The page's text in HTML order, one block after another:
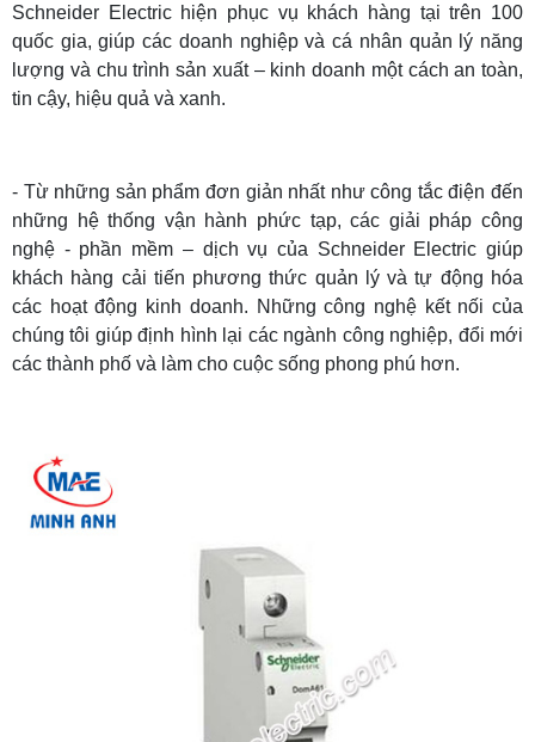
Schneider Electric hiện phục vụ khách hàng tại trên 100
quốc gia, giúp các doanh nghiệp và cá nhân quản lý năng
lượng và chu trình sản xuất – kinh doanh một cách an toàn,
tin cậy, hiệu quả và xanh.
- Từ những sản phẩm đơn giản nhất như công tắc điện đến
những hệ thống vận hành phức tạp, các giải pháp công
nghệ - phần mềm – dịch vụ của Schneider Electric giúp
khách hàng cải tiến phương thức quản lý và tự động hóa
các hoạt động kinh doanh. Những công nghệ kết nối của
chúng tôi giúp định hình lại các ngành công nghiệp, đổi mới
các thành phố và làm cho cuộc sống phong phú hơn.